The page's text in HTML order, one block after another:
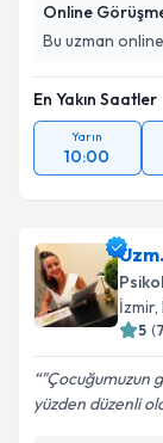
Online
Bu uzman
En Yakın Saatler
Yarın
10:00
İzmir,
5 (7
"Çocuğumuzun
yüzden düzenli